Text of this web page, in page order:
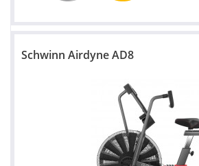
Schwinn Airdyne AD8